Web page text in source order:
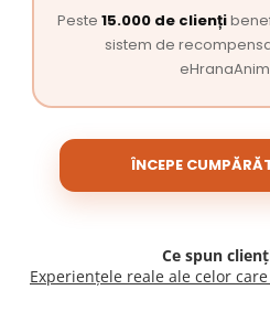
Peste 15.000 de clienți
sistem de
ÎNCEPE
Ce spun
Experiențele reale ale celor